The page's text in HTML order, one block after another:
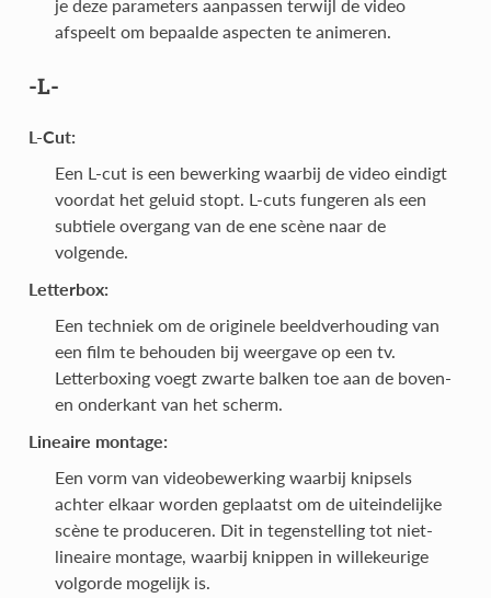
je deze parameters aanpassen terwijl de video
afspeelt om bepaalde aspecten te animeren.
-L-
L-Cut:
Een L-cut is een bewerking waarbij de video eindigt
voordat het geluid stopt. L-cuts fungeren als een
subtiele overgang van de ene scène naar de
volgende.
Letterbox:
Een techniek om de originele beeldverhouding van
een film te behouden bij weergave op een tv.
Letterboxing voegt zwarte balken toe aan de boven-
en onderkant van het scherm.
Lineaire montage:
Een vorm van videobewerking waarbij knipsels
achter elkaar worden geplaatst om de uiteindelijke
scène te produceren. Dit in tegenstelling tot niet-
lineaire montage, waarbij knippen in willekeurige
volgorde mogelijk is.